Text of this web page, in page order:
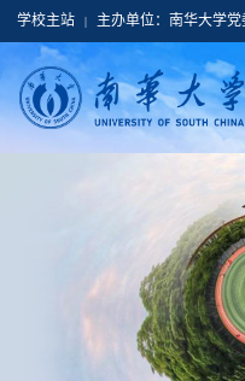
学校主站 | 主办单位：南华大学